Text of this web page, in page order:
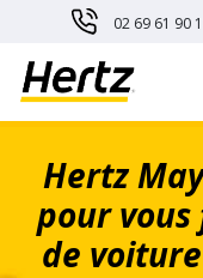
02 69 61 90
Hertz
pour
de
Panneau de gestion des